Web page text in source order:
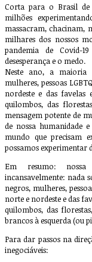
Corta para o Brasil de
milhões
massacram, chacinam,
milhares dos nossos
pandemia de Covid-
desesperança e o medo.
Neste ano, a maioria
mulheres, pessoas
nordeste e das favelas
quilombos, das
mensagem potente de
de nossa humanidade
mundo que precisam
possamos experimentar
Em resumo:
incansavelmente: nada
negros, mulheres,
norte e nordeste e das
quilombos, das
brancos à esquerda (ou
Para dar passos na
inegociáveis: